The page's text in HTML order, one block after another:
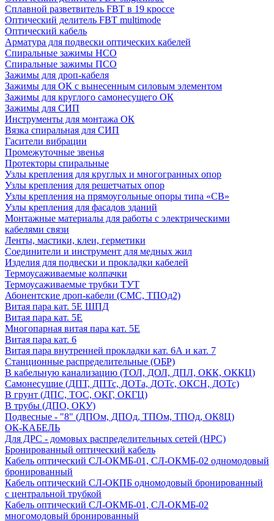
Сплавной разветвитель FBT в 19 кроссе
Оптический делитель FBT multimode
Оптический кабель
Арматура для подвески оптических кабелей
Спиральные зажимы НСО
Спиральные зажимы ПСО
Зажимы для дроп-кабеля
Зажимы для ОК с вынесенным силовым элементом
Зажимы для круглого самонесущего ОК
Зажимы для СИП
Инструменты для монтажа ОК
Вязка спиральная для СИП
Гасители вибрации
Промежуточные звенья
Протекторы спиральные
Узлы крепления для круглых и многогранных опор
Узлы крепления для решетчатых опор
Узлы крепления на прямоугольные опоры типа «СВ»
Узлы крепления для фасадов зданий
Монтажные материалы для работы с электрическими
кабелями связи
Ленты, мастики, клеи, герметики
Соединители и инструмент для медных жил
Изделия для подвески и прокладки кабелей
Термоусаживаемые колпачки
Термоусаживаемые трубки ТУТ
Абонентские дроп-кабели (СМС, ТПОд2)
Витая пара кат. 5Е ШПД
Витая пара кат. 5Е
Многопарная витая пара кат. 5E
Витая пара кат. 6
Витая пара внутренней прокладки кат. 6А и кат. 7
Станционные распределительные (ОБР)
В кабельную канализацию (ТОЛ, ДОЛ, ДПЛ, ОКК, ОККЦ)
Самонесущие (ДПТ, ДПТс, ДОТа, ДОТс, ОКСН, ДОТс)
В грунт (ДПС, ТОС, ОКГ, ОКГЦ)
В трубы (ДПО, ОКУ)
Подвесные - "8" (ДПОм, ДПОд, ТПОм, ТПОд, ОК8Ц)
ОК-КАБЕЛЬ
Для ДРС - домовых распределительных сетей (НРС)
Бронированный оптический кабель
Кабель оптический СЛ-ОКМБ-01, СЛ-ОКМБ-02 одномодовый
бронированный
Кабель оптический СЛ-ОКПБ одномодовый бронированный
с центральной трубкой
Кабель оптический СЛ-ОКМБ-01, СЛ-ОКМБ-02
многомодовый бронированный